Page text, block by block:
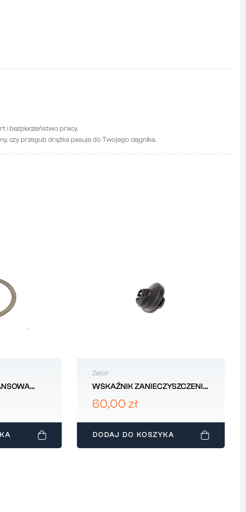
i bezpieczeństwo pracy.
czy przegub drążka pasuje do Twojego ciągnika.
Zetor
WSKAŹNIK ZANIECZYSZCZENIA
80MBAR 67.011.901
60,00 zł
DODAJ DO KOSZYKA